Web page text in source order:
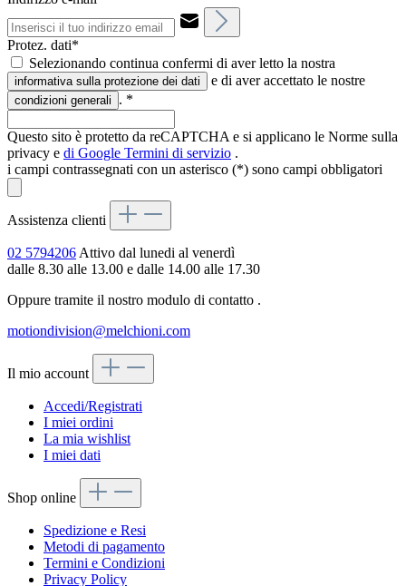
Protez. dati*
Selezionando continua confermi di aver letto la nostra
informativa sulla protezione dei dati e di aver accettato le nostre
condizioni generali . *
Questo sito è protetto da reCAPTCHA e si applicano le Norme sulla
privacy e di Google Termini di servizio .
i campi contrassegnati con un asterisco (*) sono campi obbligatori
Assistenza clienti
02 5794206Attivo dal lunedi al venerdì
dalle 8.30 alle 13.00 e dalle 14.00 alle 17.30
Oppure tramite il nostro modulo di contatto .
motiondivision@melchioni.com
Il mio account
Accedi/Registrati
I miei ordini
La mia wishlist
I miei dati
Shop online
Spedizione e Resi
Metodi di pagamento
Termini e Condizioni
Privacy Policy